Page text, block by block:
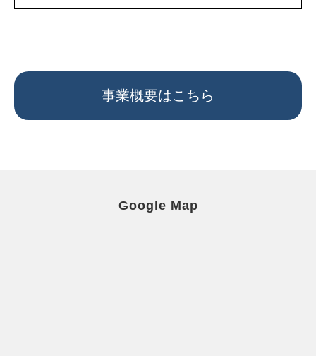
事業概要はこちら
Google Map